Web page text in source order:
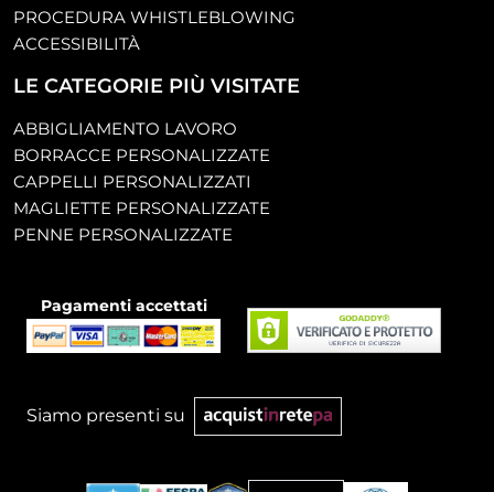
PROCEDURA WHISTLEBLOWING
ACCESSIBILITÀ
LE CATEGORIE PIÙ VISITATE
ABBIGLIAMENTO LAVORO
BORRACCE PERSONALIZZATE
CAPPELLI PERSONALIZZATI
MAGLIETTE PERSONALIZZATE
PENNE PERSONALIZZATE
Pagamenti accettati
Siamo presenti su